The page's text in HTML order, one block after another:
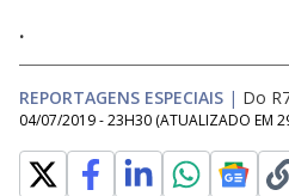
.
REPORTAGENS ESPECIAIS | Do
04/07/2019 - 23H30 (ATUALIZADO EM